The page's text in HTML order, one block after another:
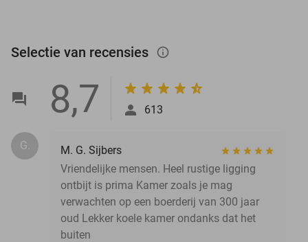
Selectie van recensies info_outlined
8,7 613
G.
M. G. Sijbers
Vriendelijke mensen. Heel rustige ligging
ontbijt is prima Kamer zoals je mag
verwachten op een boerderij van 300 jaar
oud Lekker koele kamer ondanks dat het
buiten